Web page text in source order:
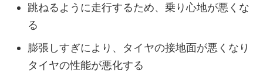
跳ねるように走行するため、乗り心地が悪くな
る
膨張しすぎにより、タイヤの接地面が悪くなり
タイヤの性能が悪化する